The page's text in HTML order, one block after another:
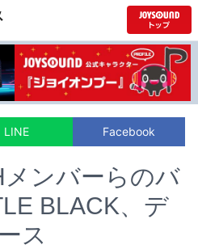
LINE Facebook
メンバーらのバ
BLACK、デ
ス